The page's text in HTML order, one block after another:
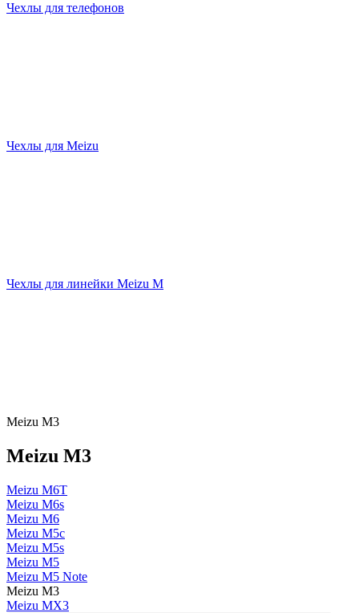
Чехлы для телефонов
Чехлы для Meizu
Чехлы для линейки Meizu M
Meizu M3
Meizu M3
Meizu M6T
Meizu M6s
Meizu M6
Meizu M5c
Meizu M5s
Meizu M5
Meizu M5 Note
Meizu M3
Meizu MX3